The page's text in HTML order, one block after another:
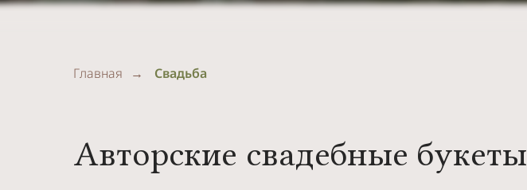
Главная → Свадьба
Авторские свадебные букеты